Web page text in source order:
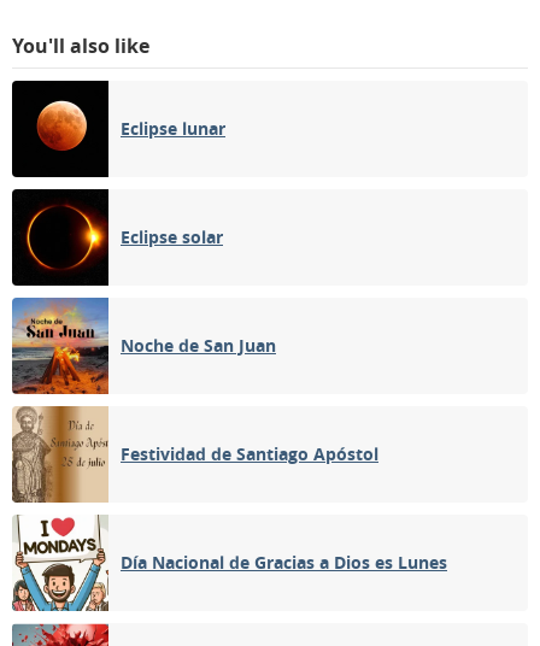
You'll also like
Eclipse lunar
Eclipse solar
Noche de San Juan
Festividad de Santiago Apóstol
Día Nacional de Gracias a Dios es Lunes